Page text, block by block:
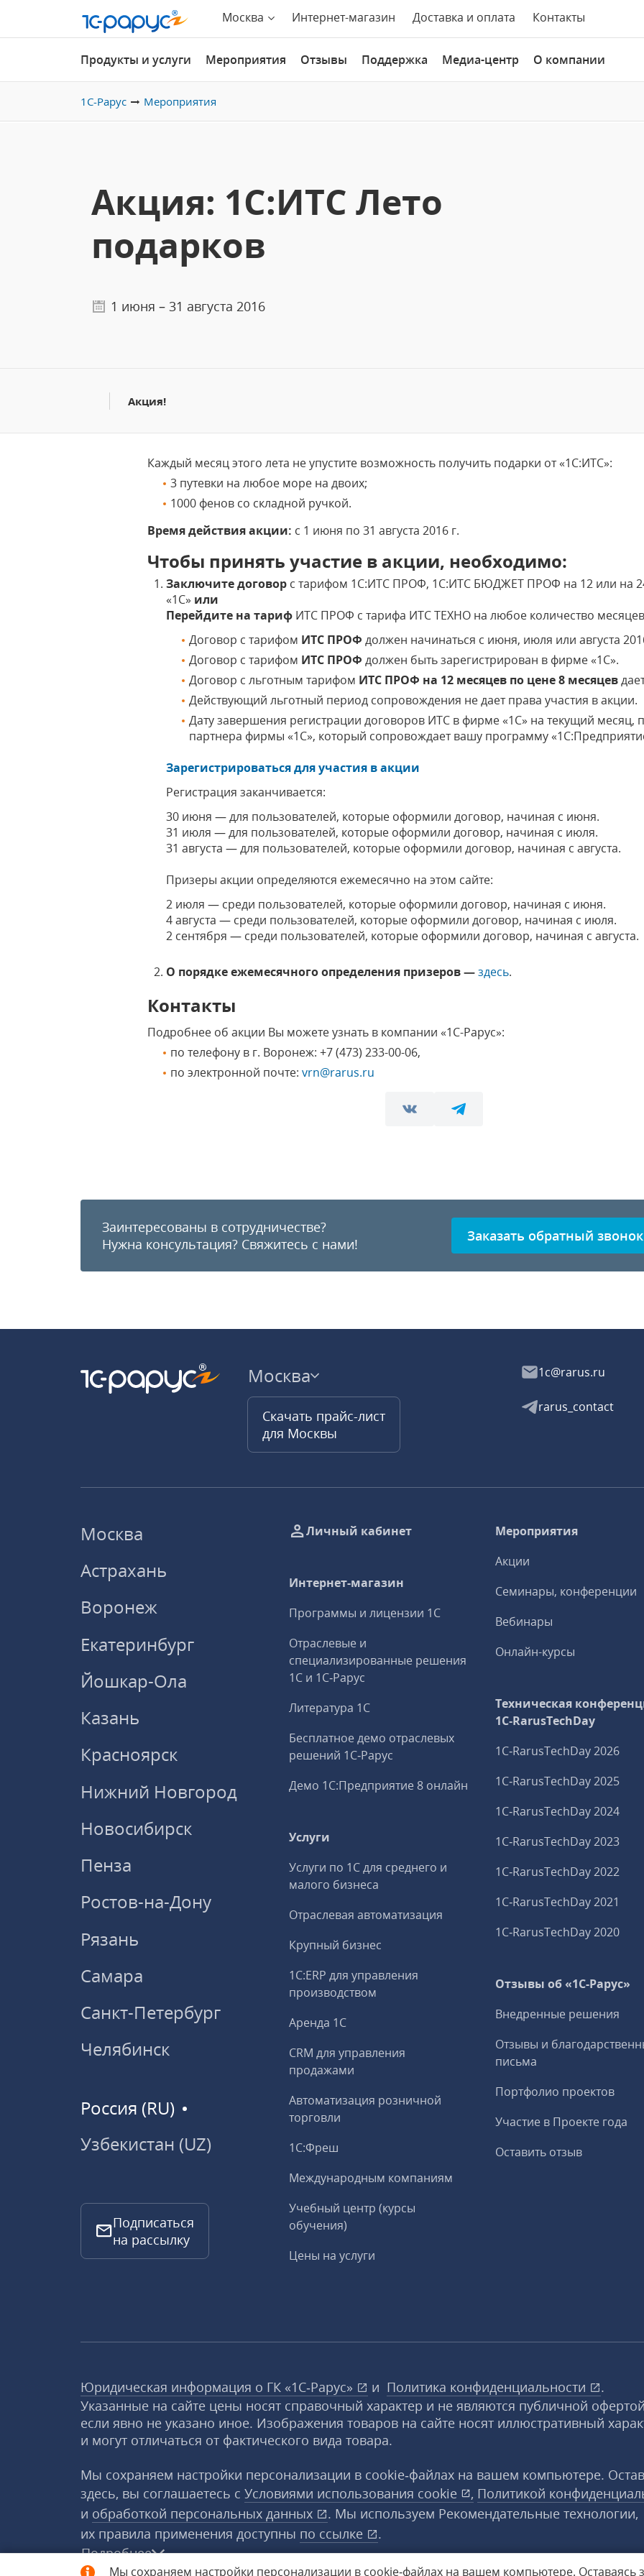
Москва Интернет-магазин Доставка и оплата Контакты
Продукты и услуги Мероприятия Отзывы Поддержка Медиа-центр О компании
1С-Рарус Мероприятия
Акция: 1C:ИТС Лето
подарков
1 июня – 31 августа 2016
Акция!
Каждый месяц этого лета не упустите возможность получить подарки от «1С:ИТС»:
3 путевки на любое море на двоих;
1000 фенов со складной ручкой.
Время действия акции: с 1 июня по 31 августа 2016 г.
Чтобы принять участие в акции, необходимо:
Заключите договор с тарифом 1С:ИТС ПРОФ, 1С:ИТС БЮДЖЕТ ПРОФ на 12 или на
«1С» или
Перейдите на тариф ИТС ПРОФ с тарифа ИТС ТЕХНО на любое количество
Договор с тарифом ИТС ПРОФ должен начинаться с июня, июля или августа
Договор с тарифом ИТС ПРОФ должен быть зарегистрирован в фирме «1С».
Договор с льготным тарифом ИТС ПРОФ на 12 месяцев по цене 8 месяцев
Действующий льготный период сопровождения не дает права участия в акции.
Дату завершения регистрации договоров ИТС в фирме «1С» на текущий месяц,
партнера фирмы «1С», который сопровождает вашу программу
Зарегистрироваться для участия в акции
Регистрация заканчивается:
30 июня — для пользователей, которые оформили договор, начиная с июня.
31 июля — для пользователей, которые оформили договор, начиная с июля.
31 августа — для пользователей, которые оформили договор, начиная с августа.
Призеры акции определяются ежемесячно на этом сайте:
2 июля — среди пользователей, которые оформили договор, начиная с июня.
4 августа — среди пользователей, которые оформили договор, начиная с июля.
2 сентября — среди пользователей, которые оформили договор, начиная с августа.
О порядке ежемесячного определения призеров —здесь.
Контакты
Подробнее об акции Вы можете узнать в компании «1С-Рарус»:
по телефону в г. Воронеж: +7 (473) 233-00-06,
по электронной почте:vrn@rarus.ru
Заинтересованы в сотрудничестве?
Нужна консультация? Свяжитесь с нами! Заказать обратный звонок
Мы сохраняем настройки персонализации в cookie‑файлах на вашем компьютере. Оставаясь
Москва
Скачать прайс-лист
для Москвы
1c@rarus.ru
rarus_contact
Москва
Астрахань
Воронеж
Екатеринбург
Йошкар-Ола
Казань
Красноярск
Нижний Новгород
Новосибирск
Пенза
Ростов-на-Дону
Рязань
Самара
Санкт-Петербург
Челябинск
Россия (RU)
Узбекистан (UZ)
Подписаться
на рассылку
Личный кабинет
Интернет-магазин
Программы и лицензии 1С
Отраслевые и
специализированные решения
1С и 1С‑Рарус
Литература 1С
Бесплатное демо отраслевых
решений 1С‑Рарус
Демо 1С:Предприятие 8 онлайн
Услуги
Услуги по 1С для среднего и
малого бизнеса
Отраслевая автоматизация
Крупный бизнес
1С:ERP для управления
производством
Аренда 1С
CRM для управления
продажами
Автоматизация розничной
торговли
1С:Фреш
Международным компаниям
Учебный центр (курсы
обучения)
Цены на услуги
Мероприятия
Акции
Семинары, конференции
Вебинары
Онлайн-курсы
Техническая
1C‑RarusTechDay
1C‑RarusTechDay 2026
1C‑RarusTechDay 2025
1C‑RarusTechDay 2024
1C‑RarusTechDay 2023
1C‑RarusTechDay 2022
1C‑RarusTechDay 2021
1C‑RarusTechDay 2020
Отзывы об «1С-Рарус»
Внедренные решения
Отзывы и
письма
Портфолио проектов
Участие в Проекте года
Оставить отзыв
Юридическая информация о ГК «1С‑Рарус» и Политика конфиденциальности
.
Указанные на сайте цены носят справочный характер и не являются публичной
если явно не указано иное. Изображения товаров на сайте носят иллюстративный
и могут отличаться от фактического вида товара.
Мы сохраняем настройки персонализации в cookie‑файлах на вашем компьютере.
здесь, вы соглашаетесь с Условиями использования cookie , Политикой
и обработкой персональных данных
. Мы используем Рекомендательные технологии,
их правила применения доступны по ссылке
.
Подробнее